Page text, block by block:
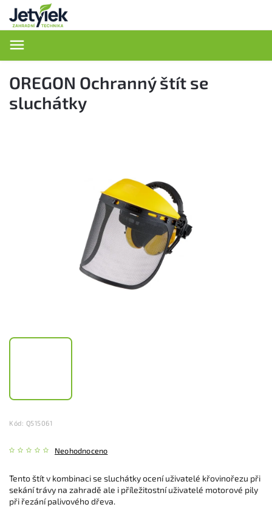
OREGON Ochranný štít se
sluchátky
Kód: Q515061
Neohodnoceno
Tento štít v kombinaci se sluchátky ocení uživatelé křovinořezu při
sekání trávy na zahradě ale i příležitostní uživatelé motorové pily
při řezání palivového dřeva.